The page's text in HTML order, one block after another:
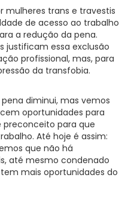
mulheres trans e travestis
de acesso ao trabalho
a redução da pena.
justificam essa exclusão
profissional, mas, para
da transfobia.
diminui, mas vemos
oportunidades para
preconceito para que
Até hoje é assim:
que não há
até mesmo condenado
mais oportunidades do